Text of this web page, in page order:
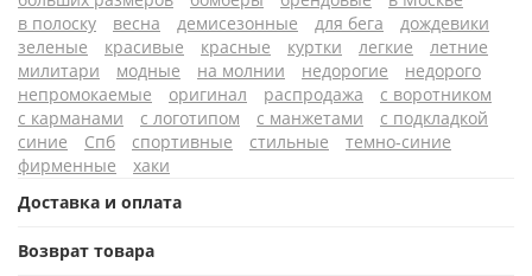
в полоску
весна демисезонные для бега
дождевики
зеленые
красивые красные куртки легкие
летние
милитари
модные на молнии недорогие
недорого
непромокаемые
оригинал распродажа
с воротником
с карманами
с логотипом с манжетами
с подкладкой
синие
Спб спортивные стильные
темно-синие
фирменные
хаки
Доставка и оплата
Возврат товара